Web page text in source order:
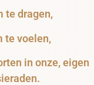
te dragen,
te voelen,
in onze, eigen